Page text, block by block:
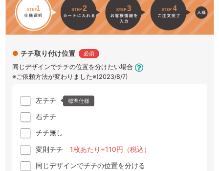
● チチ取り付け位置 必須
同じデザインでチチの位置を分けたい場合
※ご依頼方法が変わりました※(2023/8/7)
左チチ 標準仕様
右チチ
チチ無し
変則チチ 1枚あたり+110円（税込）
同じデザインでチチの位置を分ける